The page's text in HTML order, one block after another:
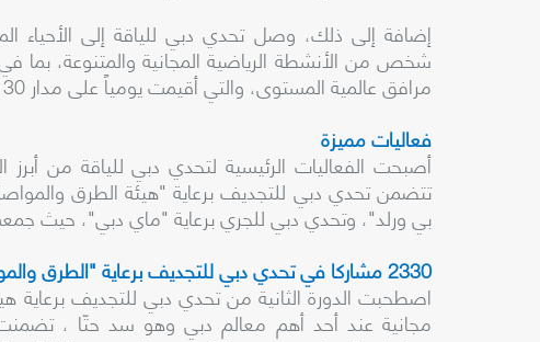
شخص من الأنشطة الرياضية المجانية والمتنوعة،
مرافق عالمية المستوى، والتي أقيمت يومياً على مدار 30 يوماً.
فعاليات مميزة
أصبحت الفعاليات الرئيسية لتحدي دبي للياقة من أبرز
تتضمن تحدي دبي للتجديف برعاية "هيئة الطرق
بي ورلد"، وتحدي دبي للجري برعاية "ماي دبي"، حيث
2330 مشاركا في تحدي دبي للتجديف برعاية "الطرق والمواصلات"
اصطحبت الدورة الثانية من تحدي دبي للتجديف برعاية
مجانية عند أحد أهم معالم دبي وهو سد حتّا ، تضمنت